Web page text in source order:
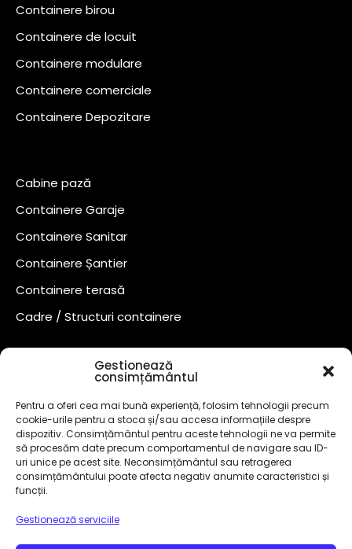
Gestionează
consimțământul
Pentru a oferi cea mai bună experiență, folosim tehnologii precum
cookie-urile pentru a stoca și/sau accesa informațiile despre
dispozitiv. Consimțământul pentru aceste tehnologii ne va permite
să procesăm date precum comportamentul de navigare sau ID-
uri unice pe acest site. Neconsimțământul sau retragerea
consimțământului poate afecta negativ anumite caracteristici și
funcții.
Gestionează serviciile
Containere birou
Containere de locuit
Containere modulare
Containere comerciale
Containere Depozitare
Cabine pază
Containere Garaje
Containere Sanitar
Containere Șantier
Containere terasă
Cadre / Structuri containere
©2024– Toate drepturile rezervate!